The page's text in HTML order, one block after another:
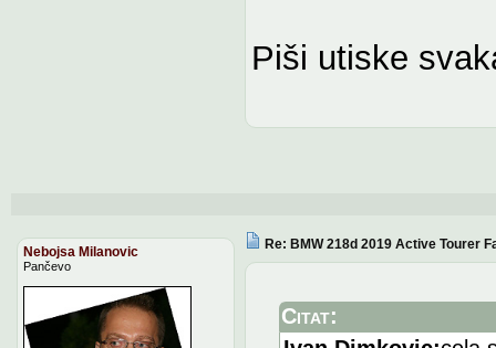
Piši utiske
Nebojsa Milanovic
Pančevo
Re: BMW 218d 2019 Active Tourer
Citat: